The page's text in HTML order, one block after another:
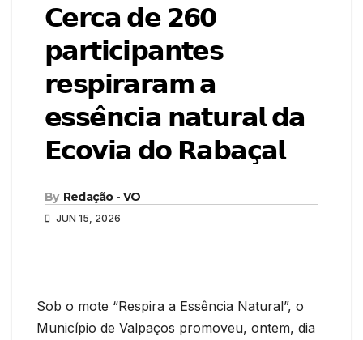
𝗖𝗲𝗿𝗰𝗮 𝗱𝗲 𝟮𝟲𝟬
𝗽𝗮𝗿𝘁𝗶𝗰𝗶𝗽𝗮𝗻𝘁𝗲𝘀
𝗿𝗲𝘀𝗽𝗶𝗿𝗮𝗿𝗮𝗺 𝗮
𝗲𝘀𝘀𝗲̂𝗻𝗰𝗶𝗮 𝗻𝗮𝘁𝘂𝗿𝗮𝗹 𝗱𝗮
𝗘𝗰𝗼𝘃𝗶𝗮 𝗱𝗼 𝗥𝗮𝗯𝗮𝗰̧𝗮𝗹
By Redação - VO
JUN 15, 2026
Sob o mote “Respira a Essência Natural”, o
Município de Valpaços promoveu, ontem, dia